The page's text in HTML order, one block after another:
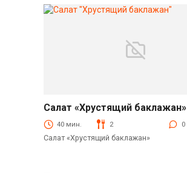
Салат «Хрустящий баклажан»
40 мин. 2 0
Салат «Хрустящий баклажан»